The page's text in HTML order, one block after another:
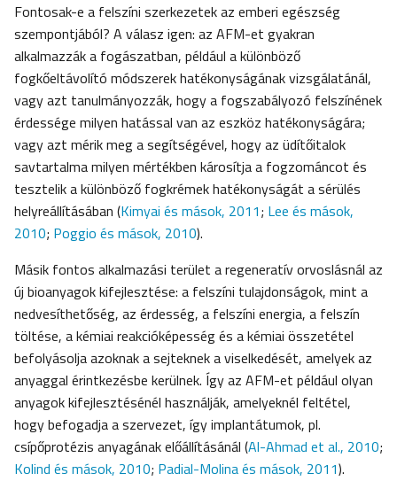
Fontosak-e a felszíni szerkezetek az emberi egészség
szempontjából? A válasz igen: az AFM-et gyakran
alkalmazzák a fogászatban, például a különböző
fogkőeltávolító módszerek hatékonyságának vizsgálatánál,
vagy azt tanulmányozzák, hogy a fogszabályozó felszínének
érdessége milyen hatással van az eszköz hatékonyságára;
vagy azt mérik meg a segítségével, hogy az üdítőitalok
savtartalma milyen mértékben károsítja a fogzománcot és
tesztelik a különböző fogkrémek hatékonyságát a sérülés
helyreállításában (Kimyai és mások, 2011; Lee és mások,
2010; Poggio és mások, 2010).
Másik fontos alkalmazási terület a regeneratív orvoslásnál az
új bioanyagok kifejlesztése: a felszíni tulajdonságok, mint a
nedvesíthetőség, az érdesség, a felszíni energia, a felszín
töltése, a kémiai reakcióképesség és a kémiai összetétel
befolyásolja azoknak a sejteknek a viselkedését, amelyek az
anyaggal érintkezésbe kerülnek. Így az AFM-et például olyan
anyagok kifejlesztésénél használják, amelyeknél feltétel,
hogy befogadja a szervezet, így implantátumok, pl.
csípőprotézis anyagának előállításánál (Al-Ahmad et al., 2010;
Kolind és mások, 2010; Padial-Molina és mások, 2011).